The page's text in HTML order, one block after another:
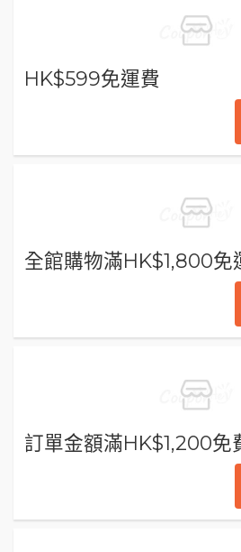
HK$599免運費
全館購物滿HK$1,800免
訂單金額滿HK$1,200免